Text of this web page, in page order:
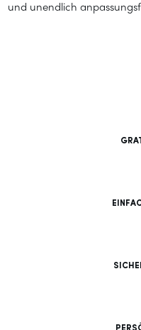
und unendlich